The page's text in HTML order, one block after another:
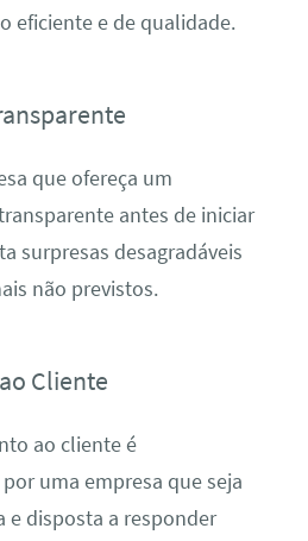
eficiente e de qualidade.
que ofereça um
antes de iniciar
surpresas desagradáveis
não previstos.
Cliente
ao cliente é
uma empresa que seja
e disposta a responder